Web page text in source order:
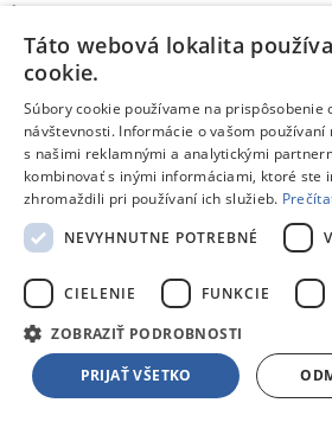
/
Mikrovlnné rúry zabudovateľné
Zabudovateľné mikrovlnné rúry
AEG TMS5G25IEM- Mikrovlnná rúra
Príkon: 1450 W •Výkon mikrovlnného
Displej : Áno
Doprava zdarma
Ušetríš
‐24%
340,00 €
Na objednávku
Približné dodanie 07.09.2026
Táto webová lokalita
cookie.
Súbory cookie používame na prispôsobenie
návštevnosti. Informácie o vašom
s našimi reklamnými a analytickými
kombinovať s inými informáciami, ktoré ste
zhromaždili pri používaní ich služieb.
NEVYHNUTNE POTREBNÉ
CIELENIE FUNKCIE
ZOBRAZIŤ PODROBNOSTI
PRIJAŤ VŠETKO